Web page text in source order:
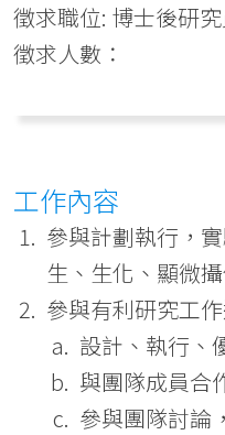
徵求職位: 博士後研究
徵求人數：
工作內容
參與計劃執行，
生、生化、顯微
參與有利研究工
設計、執行、
與團隊成員合
參與團隊討論